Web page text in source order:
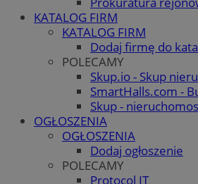
KATALOG FIRM
KATALOG FIRM
Dodaj firmę do
POLECAMY
Skup.io - Skup
SmartHalls.com -
Skup -
OGŁOSZENIA
OGŁOSZENIA
Dodaj ogłoszenie
POLECAMY
Protocol IT